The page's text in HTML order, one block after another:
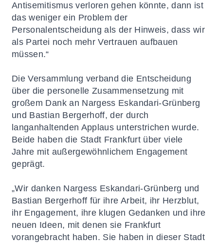
Antisemitismus verloren gehen könnte, dann ist
das weniger ein Problem der
Personalentscheidung als der Hinweis, dass wir
als Partei noch mehr Vertrauen aufbauen
müssen.“
Die Versammlung verband die Entscheidung
über die personelle Zusammensetzung mit
großem Dank an Nargess Eskandari-Grünberg
und Bastian Bergerhoff, der durch
langanhaltenden Applaus unterstrichen wurde.
Beide haben die Stadt Frankfurt über viele
Jahre mit außergewöhnlichem Engagement
geprägt.
„Wir danken Nargess Eskandari-Grünberg und
Bastian Bergerhoff für ihre Arbeit, ihr Herzblut,
ihr Engagement, ihre klugen Gedanken und ihre
neuen Ideen, mit denen sie Frankfurt
vorangebracht haben. Sie haben in dieser Stadt